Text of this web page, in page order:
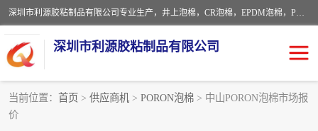
深圳市利源胶粘制品有限公司专业生产，井上泡棉，CR泡棉，EPDM泡棉，PORON泡棉厚度剖切，公差正负0.1mm，硅胶条，脚垫，异形一次成型，雕刻EVA海绵；包装材料:精密仪器、医疗器具、运输时缓冲、防震材料。建筑:住房装潢材料、房屋门窗密封；轻便、强韧性：轻便并且具有较强的韧性，良好的耐油性与耐溶剂性。隔热性：导热性低具有优越的保温性，具有的回弹性。
深圳市利源胶粘制品有限公司
当前位置： 首页 > 供应商机 > PORON泡棉 > 中山PORON泡棉市场报
价